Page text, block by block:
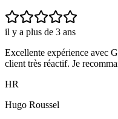
il y a plus de 3 ans
Excellente expérience avec
client très réactif. Je
HR
Hugo Roussel